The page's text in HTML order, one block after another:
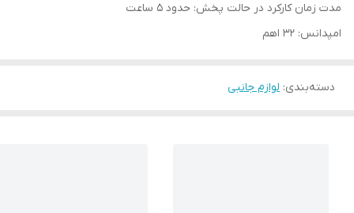
مدت زمان کارکرد در حالت پخش: حدود 5 ساعت
امپدانس: 32 اهم
دسته‌بندی: لوازم جانبی